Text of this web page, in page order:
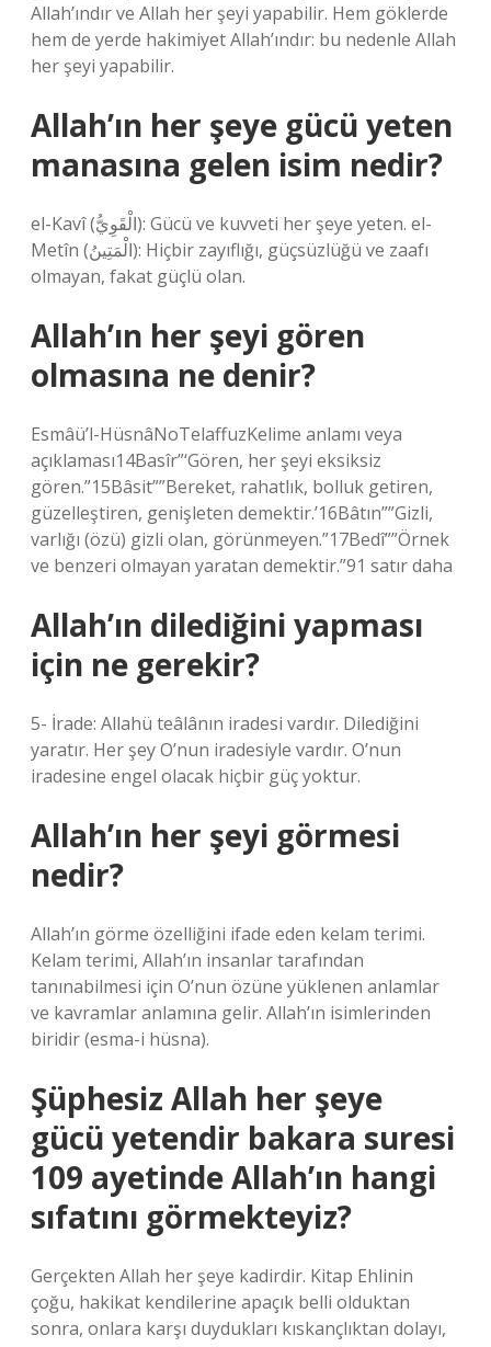
Allah’ındır ve Allah her şeyi yapabilir. Hem göklerde
hem de yerde hakimiyet Allah’ındır: bu nedenle Allah
her şeyi yapabilir.
Allah’ın her şeye gücü yeten
manasına gelen isim nedir?
el-Kavî (الْقَوِيُّ): Gücü ve kuvveti her şeye yeten. el-
Metîn (الْمَتِينُ): Hiçbir zayıflığı, güçsüzlüğü ve zaafı
olmayan, fakat güçlü olan.
Allah’ın her şeyi gören
olmasına ne denir?
Esmâü’l-HüsnâNoTelaffuzKelime anlamı veya
açıklaması14Basîr”‘Gören, her şeyi eksiksiz
gören.”15Bâsit””Bereket, rahatlık, bolluk getiren,
güzelleştiren, genişleten demektir.’16Bâtın””Gizli,
varlığı (özü) gizli olan, görünmeyen.”17Bedî””Örnek
ve benzeri olmayan yaratan demektir.”91 satır daha
Allah’ın dilediğini yapması
için ne gerekir?
5- İrade: Allahü teâlânın iradesi vardır. Dilediğini
yaratır. Her şey O’nun iradesiyle vardır. O’nun
iradesine engel olacak hiçbir güç yoktur.
Allah’ın her şeyi görmesi
nedir?
Allah’ın görme özelliğini ifade eden kelam terimi.
Kelam terimi, Allah’ın insanlar tarafından
tanınabilmesi için O’nun özüne yüklenen anlamlar
ve kavramlar anlamına gelir. Allah’ın isimlerinden
biridir (esma-i hüsna).
Şüphesiz Allah her şeye
gücü yetendir bakara suresi
109 ayetinde Allah’ın hangi
sıfatını görmekteyiz?
Gerçekten Allah her şeye kadirdir. Kitap Ehlinin
çoğu, hakikat kendilerine apaçık belli olduktan
sonra, onlara karşı duydukları kıskançlıktan dolayı,